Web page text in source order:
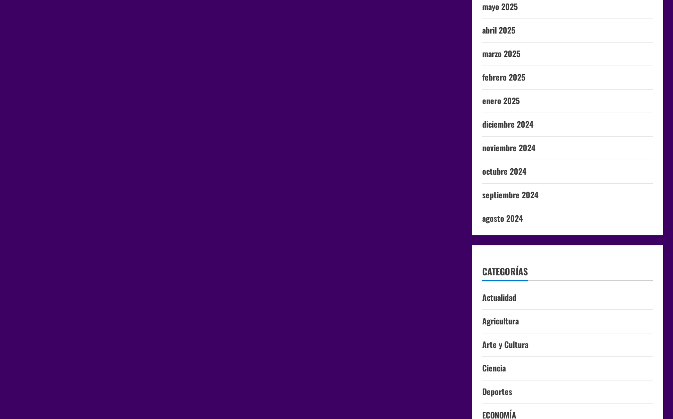
mayo 2025
abril 2025
marzo 2025
febrero 2025
enero 2025
diciembre 2024
noviembre 2024
octubre 2024
septiembre 2024
agosto 2024
CATEGORÍAS
Actualidad
Agricultura
Arte y Cultura
Ciencia
Deportes
ECONOMÍA